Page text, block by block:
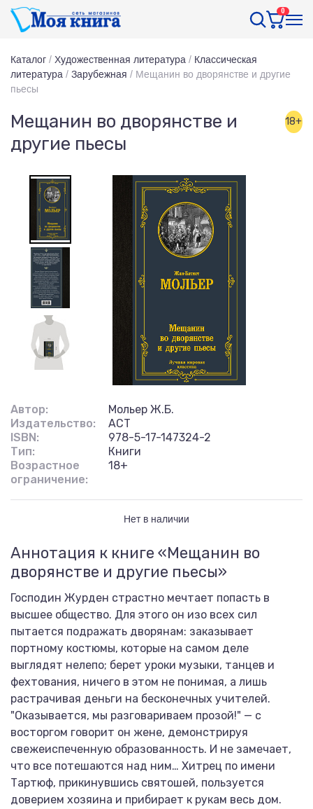
0
Каталог / Художественная литература / Классическая
литература / Зарубежная / Мещанин во дворянстве и другие
пьесы
Мещанин во дворянстве и
другие пьесы
18+
Автор:
Мольер Ж.Б.
Издательство:
АСТ
ISBN:
978-5-17-147324-2
Тип:
Книги
Возрастное
ограничение:
18+
Нет в наличии
Аннотация к книге «Мещанин во
дворянстве и другие пьесы»
Господин Журден страстно мечтает попасть в
высшее общество. Для этого он изо всех сил
пытается подражать дворянам: заказывает
портному костюмы, которые на самом деле
выглядят нелепо; берет уроки музыки, танцев и
фехтования, ничего в этом не понимая, а лишь
растрачивая деньги на бесконечных учителей.
"Оказывается, мы разговариваем прозой!" — с
восторгом говорит он жене, демонстрируя
свежеиспеченную образованность. И не замечает,
что все потешаются над ним… Хитрец по имени
Тартюф, прикинувшись святошей, пользуется
доверием хозяина и прибирает к рукам весь дом.